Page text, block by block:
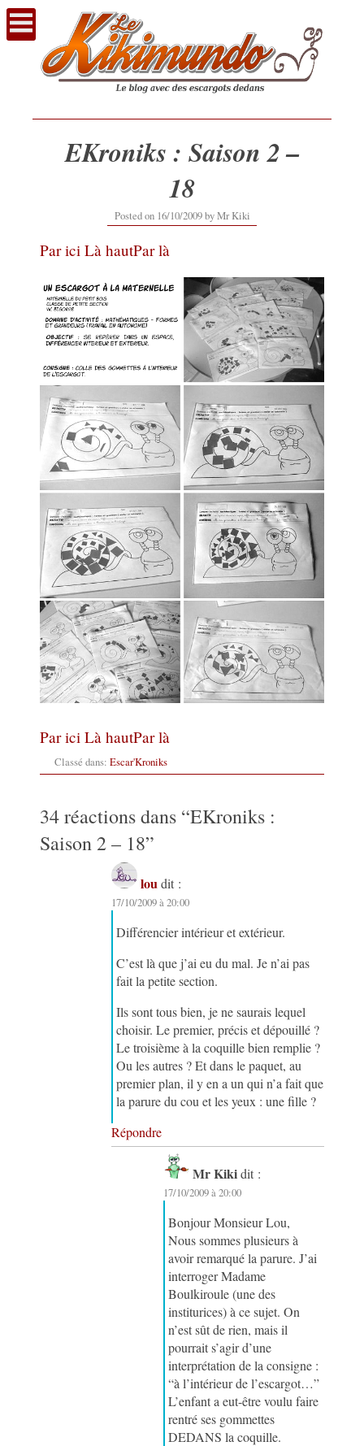
Voir
contenu
EKroniks : Saison 2 –
18
Posted on 16/10/200920/02/2017
byMr Kiki
Par ici Là hautPar là
Par ici Là hautPar là
Classé dans: Escar'Kroniks
34 réactions dans “EKroniks :
Saison 2 – 18”
lou dit :
17/10/2009 à 20:00
Différencier intérieur et extérieur.
C’est là que j’ai eu du mal. Je n’ai pas
fait la petite section.
Ils sont tous bien, je ne saurais lequel
choisir. Le premier, précis et dépouillé ?
Le troisième à la coquille bien remplie ?
Ou les autres ? Et dans le paquet, au
premier plan, il y en a un qui n’a fait que
la parure du cou et les yeux : une fille ?
Répondre
Mr Kiki dit :
17/10/2009 à 20:00
Bonjour Monsieur Lou,
Nous sommes plusieurs à
avoir remarqué la parure. J’ai
interroger Madame
Boulkiroule (une des
institurices) à ce sujet. On
n’est sût de rien, mais il
pourrait s’agir d’une
interprétation de la consigne :
“à l’intérieur de l’escargot…”
L’enfant a eut-être voulu faire
rentré ses gommettes
DEDANS la coquille.